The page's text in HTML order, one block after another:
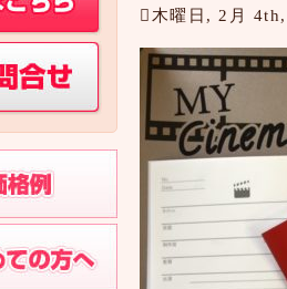
木曜日, 2月